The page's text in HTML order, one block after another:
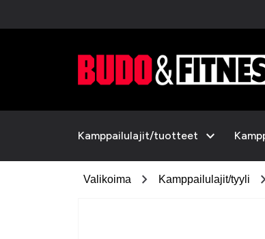
Kamppailulajit/tuotteet expand_more
Valikoima chevron_right Kamppailulajit/tyyli